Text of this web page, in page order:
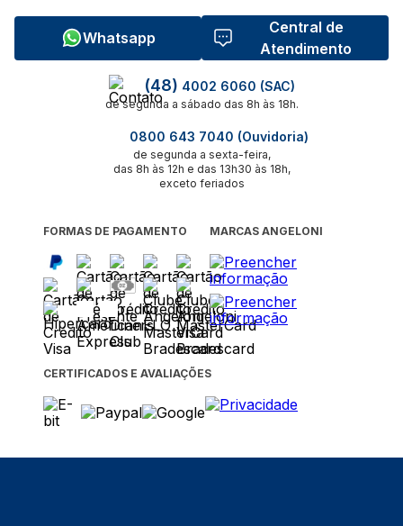
Whatsapp
Central de
Atendimento
(48) 4002 6060 (SAC)
de segunda a sábado das 8h às 18h.
0800 643 7040 (Ouvidoria)
de segunda a sexta-feira,
das 8h às 12h e das 13h30 às 18h,
exceto feriados
FORMAS DE PAGAMENTO MARCAS ANGELONI
CERTIFICADOS E AVALIAÇÕES